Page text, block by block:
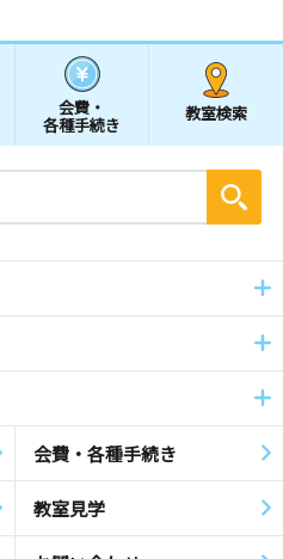
会費・
各種手続き
教室検索
会費・各種手続き
教室見学